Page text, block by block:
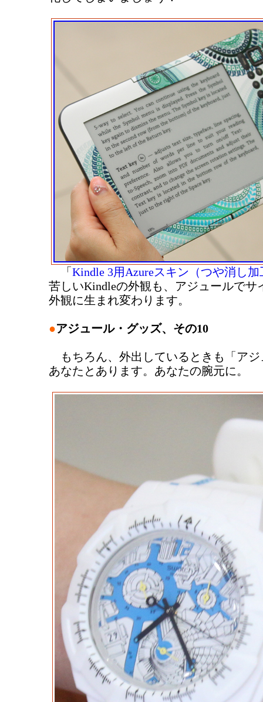
「 Kindle 3用Azureスキン（つや消し加
苦しいKindleの外観も、アジュールでサ
外観に生まれ変わります。
●アジュール・グッズ、その10
もちろん、外出しているときも「アジ
あなたとあります。あなたの腕元に。